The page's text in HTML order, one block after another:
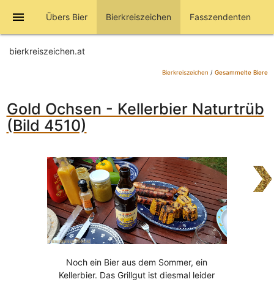
menu Übers Bier Bierkreiszeichen Fasszendenten
bierkreiszeichen.at
Bierkreiszeichen / Gesammelte Biere
Gold Ochsen - Kellerbier Naturtrüb
(Bild 4510)
Noch ein Bier aus dem Sommer, ein
Kellerbier. Das Grillgut ist diesmal leider